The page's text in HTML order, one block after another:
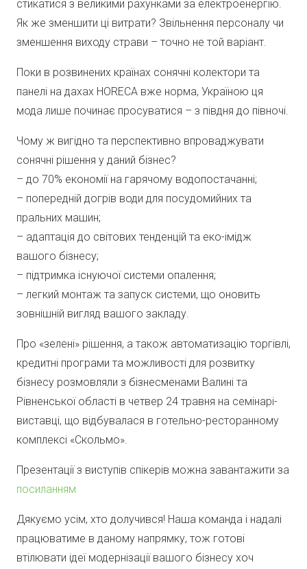
стикатися з великими рахунками за електроенергію.
Як же зменшити ці витрати? Звільнення персоналу чи
зменшення виходу страви – точно не той варіант.
Поки в розвинених країнах сонячні колектори та
панелі на дахах HORECA вже норма, Україною ця
мода лише починає просуватися – з півдня до півночі.
Чому ж вигідно та перспективно впроваджувати
сонячні рішення у даний бізнес?
– до 70% економії на гарячому водопостачанні;
– попередній догрів води для посудомийних та
пральних машин;
– адаптація до світових тенденцій та еко-імідж
вашого бізнесу;
– підтримка існуючої системи опалення;
– легкий монтаж та запуск системи, що оновить
зовнішній вигляд вашого закладу.
Про «зелені» рішення, а також автоматизацію торгівлі,
кредитні програми та можливості для розвитку
бізнесу розмовляли з бізнесменами Валині та
Рівненської області в четвер 24 травня на семінарі-
виставці, що відбувалася в готельно-ресторанному
комплексі «Скольмо».
Презентації з виступів спікерів можна завантажити за
посиланням
Дякуємо усім, хто долучився! Наша команда і надалі
працюватиме в даному напрямку, тож готові
втілювати ідеї модернізації вашого бізнесу хоч